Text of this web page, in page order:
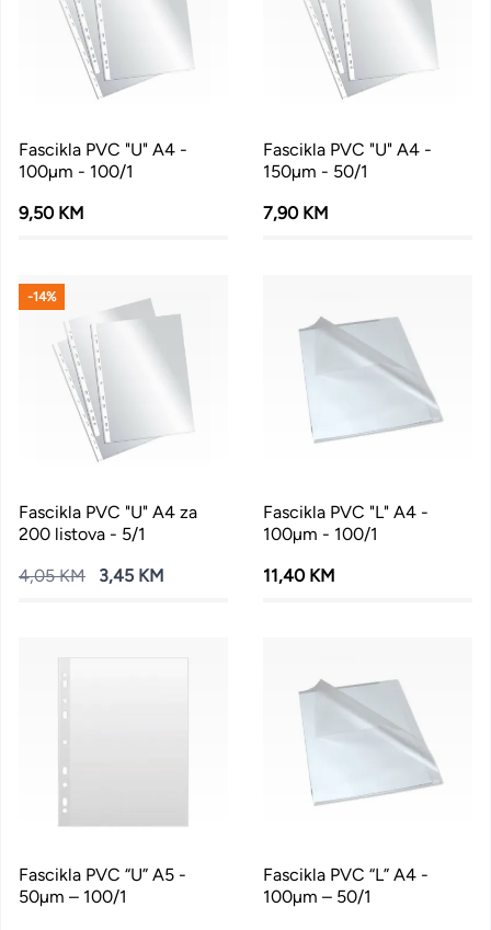
Fascikla PVC "U" A4 -
100µm - 100/1
9,50 KM
Fascikla PVC "U" A4 -
150µm - 50/1
7,90 KM
Fascikla PVC "U" A4 za
200 listova - 5/1
4,05 KM
3,45 KM
-14%
Fascikla PVC "L" A4 -
100µm - 100/1
11,40 KM
Fascikla PVC “U” A5 -
50µm – 100/1
Fascikla PVC “L” A4 -
100µm – 50/1